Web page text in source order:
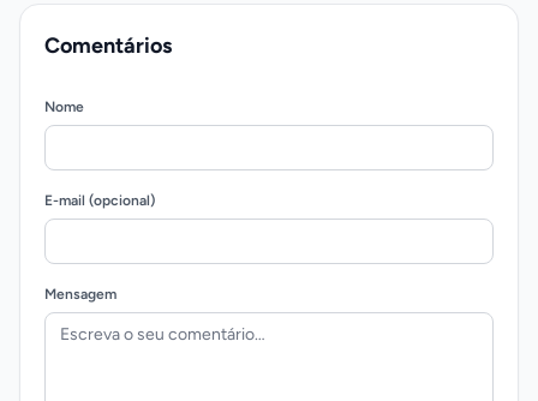
Comentários
Nome
E-mail (opcional)
Mensagem